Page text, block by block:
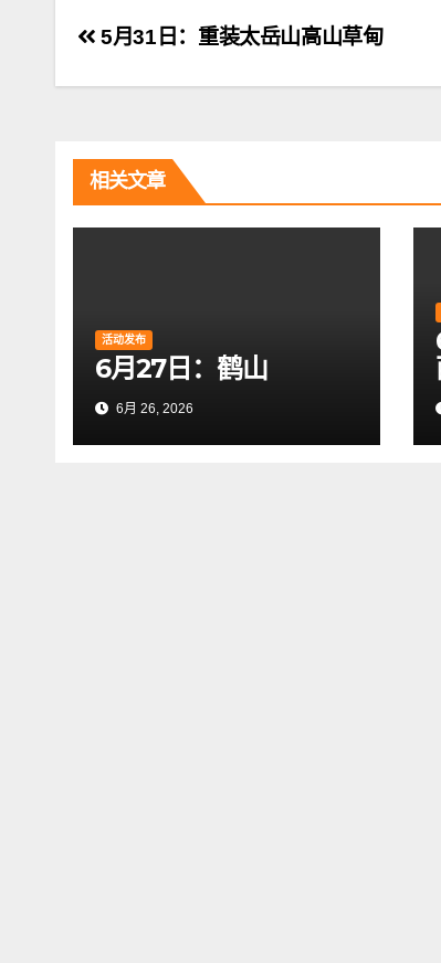
文
章
航
5月31日：重装太岳山高山草甸
相关文章
活动发布
6月27日：鹤山
6月 26, 2026